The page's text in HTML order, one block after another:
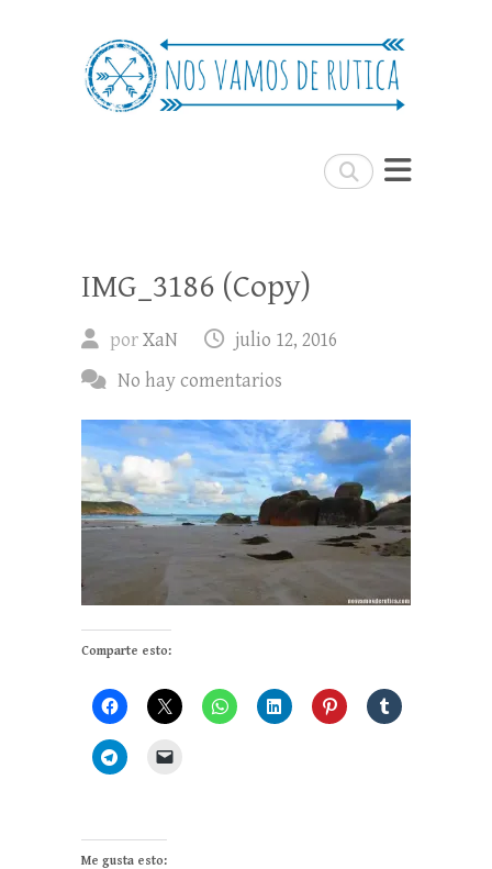
Buscar
Nos Vamos de Rutica
IMG_3186 (Copy)
porXaN
julio 12, 2016
No hay comentarios
Comparte esto:
Me gusta esto: